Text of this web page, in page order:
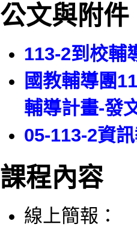
公文與附件
113-2到校輔
國教輔導團
輔導計畫-發
05-113-2資
課程內容
線上簡報：